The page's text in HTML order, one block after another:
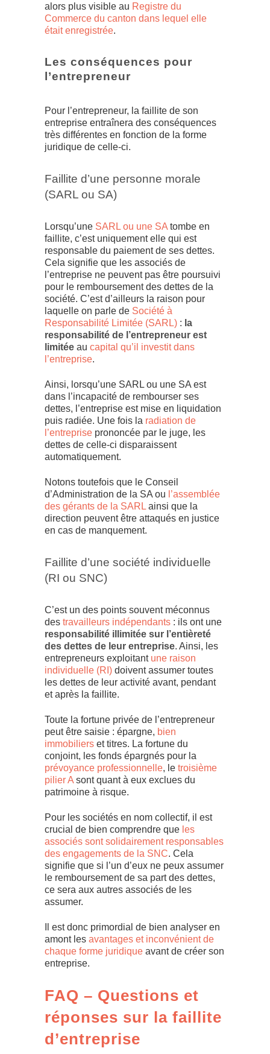
alors plus visible au Registre du
Commerce du canton dans lequel elle
était enregistrée.
Les conséquences pour
l’entrepreneur
Pour l’entrepreneur, la faillite de son
entreprise entraînera des conséquences
très différentes en fonction de la forme
juridique de celle-ci.
Faillite d’une personne morale
(SARL ou SA)
Lorsqu’une SARL ou une SA tombe en
faillite, c’est uniquement elle qui est
responsable du paiement de ses dettes.
Cela signifie que les associés de
l’entreprise ne peuvent pas être poursuivi
pour le remboursement des dettes de la
société. C’est d’ailleurs la raison pour
laquelle on parle de Société à
Responsabilité Limitée (SARL) : la
responsabilité de l’entrepreneur est
limitée au capital qu’il investit dans
l’entreprise.
Ainsi, lorsqu’une SARL ou une SA est
dans l’incapacité de rembourser ses
dettes, l’entreprise est mise en liquidation
puis radiée. Une fois la radiation de
l’entreprise prononcée par le juge, les
dettes de celle-ci disparaissent
automatiquement.
Notons toutefois que le Conseil
d’Administration de la SA ou l’assemblée
des gérants de la SARL ainsi que la
direction peuvent être attaqués en justice
en cas de manquement.
Faillite d’une société individuelle
(RI ou SNC)
C’est un des points souvent méconnus
des travailleurs indépendants : ils ont une
responsabilité illimitée sur l’entièreté
des dettes de leur entreprise. Ainsi, les
entrepreneurs exploitant une raison
individuelle (RI) doivent assumer toutes
les dettes de leur activité avant, pendant
et après la faillite.
Toute la fortune privée de l’entrepreneur
peut être saisie : épargne, bien
immobiliers et titres. La fortune du
conjoint, les fonds épargnés pour la
prévoyance professionnelle, le troisième
pilier A sont quant à eux exclues du
patrimoine à risque.
Pour les sociétés en nom collectif, il est
crucial de bien comprendre que les
associés sont solidairement responsables
des engagements de la SNC. Cela
signifie que si l’un d’eux ne peux assumer
le remboursement de sa part des dettes,
ce sera aux autres associés de les
assumer.
Il est donc primordial de bien analyser en
amont les avantages et inconvénient de
chaque forme juridique avant de créer son
entreprise.
FAQ – Questions et
réponses sur la faillite
d’entreprise